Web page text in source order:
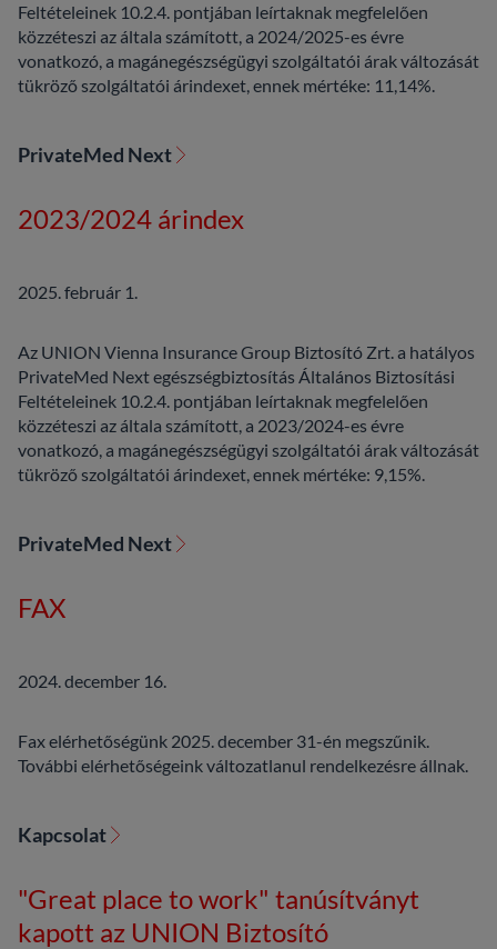
Feltételeinek 10.2.4. pontjában leírtaknak megfelelően
közzéteszi az általa számított, a 2024/2025-es évre
vonatkozó, a magánegészségügyi szolgáltatói árak változását
tükröző szolgáltatói árindexet, ennek mértéke: 11,14%.
PrivateMed Next
2023/2024 árindex
2025. február 1.
Az UNION Vienna Insurance Group Biztosító Zrt. a hatályos
PrivateMed Next egészségbiztosítás Általános Biztosítási
Feltételeinek 10.2.4. pontjában leírtaknak megfelelően
közzéteszi az általa számított, a 2023/2024-es évre
vonatkozó, a magánegészségügyi szolgáltatói árak változását
tükröző szolgáltatói árindexet, ennek mértéke: 9,15%.
PrivateMed Next
FAX
2024. december 16.
Fax elérhetőségünk 2025. december 31-én megszűnik.
További elérhetőségeink változatlanul rendelkezésre állnak.
Kapcsolat
"Great place to work" tanúsítványt
kapott az UNION Biztosító